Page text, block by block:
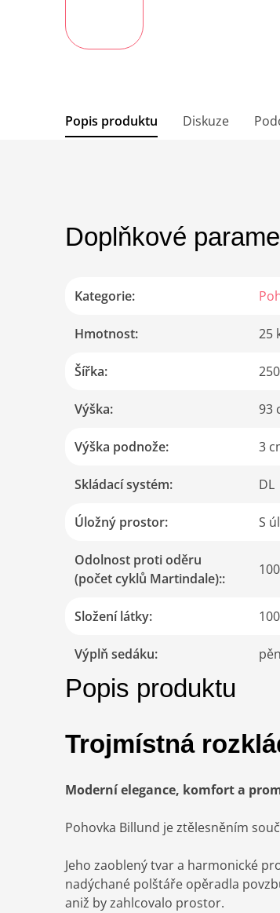
Popis produktu Diskuze
Popis produktu
Trojmístná
Moderní elegance, komfort a
Pohovka Billund je ztělesněním
Jeho zaoblený tvar a harmonické
nadýchané polštáře opěradla
aniž by zahlcovalo prostor.
Doplňkové
Kategorie:
Hmotnost: 25
Šířka:
Výška: 93
Výška podnože: 3
Skládací systém: DL
Úložný prostor: S
Odolnost proti oděru
(počet cyklů Martindale)::
Složení látky:
Výplň sedáku: